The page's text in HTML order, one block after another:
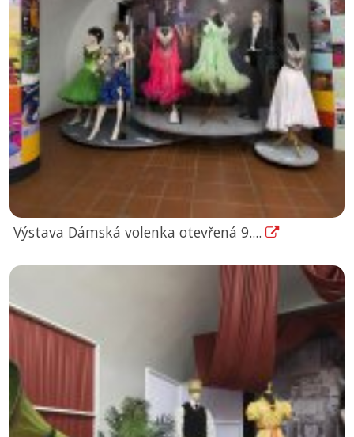
Výstava Dámská volenka otevřená 9....